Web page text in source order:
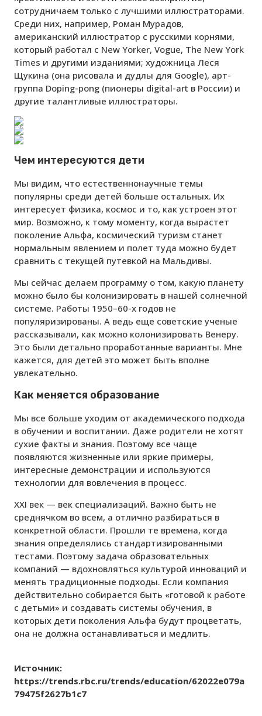
сотрудничаем только с лучшими иллюстраторами.
Среди них, например, Роман Мурадов,
американский иллюстратор с русскими корнями,
который работал с New Yorker, Vogue, The New York
Times и другими изданиями; художница Леся
Щукина (она рисовала и дудлы для Google), арт-
группа Doping-pong (пионеры digital-art в России) и
другие талантливые иллюстраторы.
Чем интересуются дети
Мы видим, что естественнонаучные темы
популярны среди детей больше остальных. Их
интересует физика, космос и то, как устроен этот
мир. Возможно, к тому моменту, когда вырастет
поколение Альфа, космический туризм станет
нормальным явлением и полет туда можно будет
сравнить с текущей путевкой на Мальдивы.
Мы сейчас делаем программу о том, какую планету
можно было бы колонизировать в нашей солнечной
системе. Работы 1950–60-х годов не
популяризированы. А ведь еще советские ученые
рассказывали, как можно колонизировать Венеру.
Это были детально проработанные варианты. Мне
кажется, для детей это может быть вполне
увлекательно.
Как меняется образование
Мы все больше уходим от академического подхода
в обучении и воспитании. Даже родители не хотят
сухие факты и знания. Поэтому все чаще
появляются жизненные или яркие примеры,
интересные демонстрации и используются
технологии для вовлечения в процесс.
XXI век — век специализаций. Важно быть не
среднячком во всем, а отлично разбираться в
конкретной области. Прошли те времена, когда
знания определялись стандартизированными
тестами. Поэтому задача образовательных
компаний — вдохновляться культурой инноваций и
менять традиционные подходы. Если компания
действительно собирается быть «готовой к работе
с детьми» и создавать системы обучения, в
которых дети поколения Альфа будут процветать,
она не должна останавливаться и медлить.
Источник:
https://trends.rbc.ru/trends/education/62022e079a
79475f2627b1c7